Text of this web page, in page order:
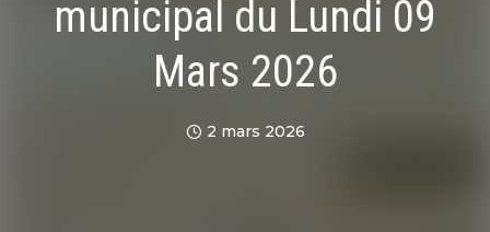
municipal du Lundi 09
Mars 2026
2 mars 2026